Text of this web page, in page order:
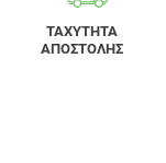
ΤΑΧΥΤΗΤΑ
ΑΠΟΣΤΟΛΗΣ